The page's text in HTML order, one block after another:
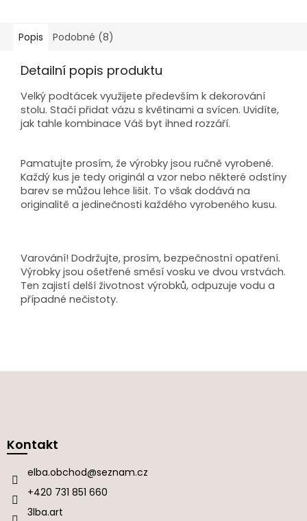
Popis Podobné (8)
Detailní popis produktu
Velký podtácek využijete především k dekorování
stolu. Stačí přidat vázu s květinami a svícen. Uvidíte,
jak tahle kombinace Váš byt ihned rozzáří.
Pamatujte prosím, že výrobky jsou ručně vyrobené.
Každý kus je tedy originál a vzor nebo některé odstíny
barev se můžou lehce lišit. To však dodává na
originalitě a jedinečnosti každého vyrobeného kusu.
Varování! Dodržujte, prosím, bezpečnostní opatření.
Výrobky jsou ošetřené směsí vosku ve dvou vrstvách.
Ten zajistí delší životnost výrobků, odpuzuje vodu a
případné nečistoty.
aKontakt
elba.obchod@seznam.cz
+420 731 851 660
3lba.art